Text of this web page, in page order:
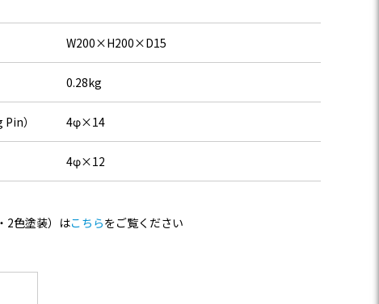
W200×H200×D15
0.28kg
） 4φ×14
4φ×12
2色塗装）はこちらをご覧ください